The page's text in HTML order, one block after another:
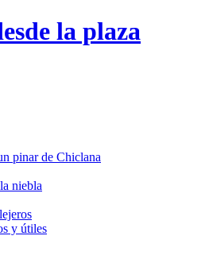
la plaza
pinar de Chiclana
niebla
y útiles